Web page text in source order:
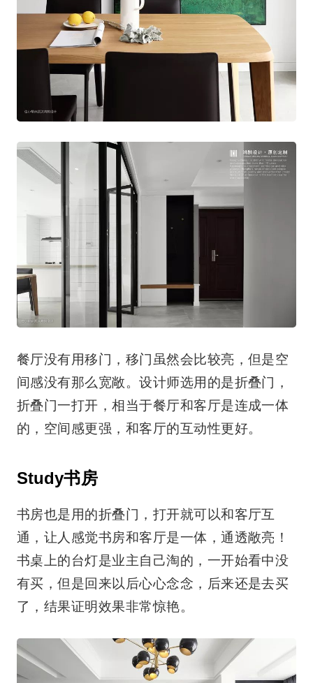
餐厅没有用移门，移门虽然会比较亮，但是空
间感没有那么宽敞。设计师选用的是折叠门，
折叠门一打开，相当于餐厅和客厅是连成一体
的，空间感更强，和客厅的互动性更好。
Study书房
书房也是用的折叠门，打开就可以和客厅互
通，让人感觉书房和客厅是一体，通透敞亮！
书桌上的台灯是业主自己淘的，一开始看中没
有买，但是回来以后心心念念，后来还是去买
了，结果证明效果非常惊艳。